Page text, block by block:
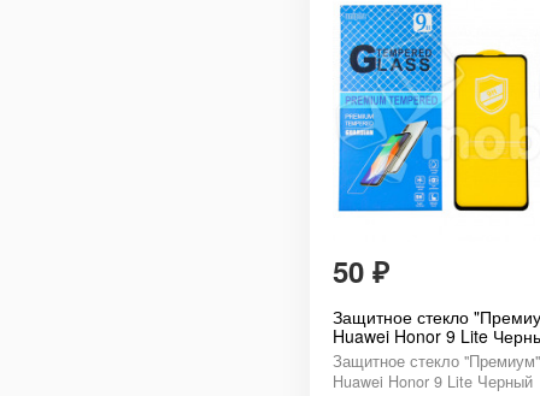
50 ₽
Защитное стекло
Huawei Honor 9 Lite
Защитное стекло
Huawei Honor 9 Lite Черный